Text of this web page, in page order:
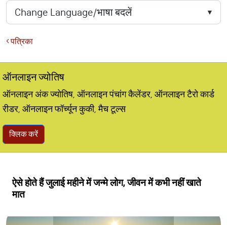
पत्रिका
ऑनलाइन ज्योतिष
ऑनलाइन अंक ज्योतिष, ऑनलाइन पंचांग कैलेंडर, ऑनलाइन टैरो कार्ड
रीडर, ऑनलाइन फॉर्च्यून कुकी, मैच टूल्स
क्लिक करें
ऐसे होते हैं जुलाई महीने में जन्मे लोग, जीवन में कभी नहीं खाते
मात